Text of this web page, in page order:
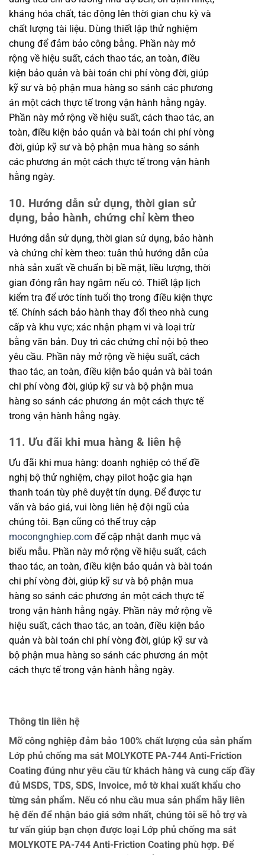
kháng hóa chất, tác động lên thời gian chu kỳ và
chất lượng tài liệu. Dùng thiết lập thử nghiệm
chung để đảm bảo công bằng. Phần này mở
rộng về hiệu suất, cách thao tác, an toàn, điều
kiện bảo quản và bài toán chi phí vòng đời, giúp
kỹ sư và bộ phận mua hàng so sánh các phương
án một cách thực tế trong vận hành hằng ngày.
Phần này mở rộng về hiệu suất, cách thao tác, an
toàn, điều kiện bảo quản và bài toán chi phí vòng
đời, giúp kỹ sư và bộ phận mua hàng so sánh
các phương án một cách thực tế trong vận hành
hằng ngày.
10. Hướng dẫn sử dụng, thời gian sử
dụng, bảo hành, chứng chỉ kèm theo
Hướng dẫn sử dụng, thời gian sử dụng, bảo hành
và chứng chỉ kèm theo: tuân thủ hướng dẫn của
nhà sản xuất về chuẩn bị bề mặt, liều lượng, thời
gian đóng rắn hay ngâm nếu có. Thiết lập lịch
kiểm tra để ước tính tuổi thọ trong điều kiện thực
tế. Chính sách bảo hành thay đổi theo nhà cung
cấp và khu vực; xác nhận phạm vi và loại trừ
bằng văn bản. Duy trì các chứng chỉ nội bộ theo
yêu cầu. Phần này mở rộng về hiệu suất, cách
thao tác, an toàn, điều kiện bảo quản và bài toán
chi phí vòng đời, giúp kỹ sư và bộ phận mua
hàng so sánh các phương án một cách thực tế
trong vận hành hằng ngày.
11. Ưu đãi khi mua hàng & liên hệ
Ưu đãi khi mua hàng: doanh nghiệp có thể đề
nghị bộ thử nghiệm, chạy pilot hoặc gia hạn
thanh toán tùy phê duyệt tín dụng. Để được tư
vấn và báo giá, vui lòng liên hệ đội ngũ của
chúng tôi. Bạn cũng có thể truy cập
mocongnghiep.com để cập nhật danh mục và
biểu mẫu. Phần này mở rộng về hiệu suất, cách
thao tác, an toàn, điều kiện bảo quản và bài toán
chi phí vòng đời, giúp kỹ sư và bộ phận mua
hàng so sánh các phương án một cách thực tế
trong vận hành hằng ngày. Phần này mở rộng về
hiệu suất, cách thao tác, an toàn, điều kiện bảo
quản và bài toán chi phí vòng đời, giúp kỹ sư và
bộ phận mua hàng so sánh các phương án một
cách thực tế trong vận hành hằng ngày.
Thông tin liên hệ
Mỡ công nghiệp đảm bảo 100% chất lượng của sản phẩm
Lớp phủ chống ma sát MOLYKOTE PA-744 Anti-Friction
Coating đúng như yêu cầu từ khách hàng và cung cấp đầy
đủ MSDS, TDS, SDS, Invoice, mở tờ khai xuất khẩu cho
từng sản phẩm. Nếu có nhu cầu mua sản phẩm hãy liên
hệ đến để nhận báo giá sớm nhất, chúng tôi sẽ hỗ trợ và
tư vấn giúp bạn chọn được loại Lớp phủ chống ma sát
MOLYKOTE PA-744 Anti-Friction Coating phù hợp. Để